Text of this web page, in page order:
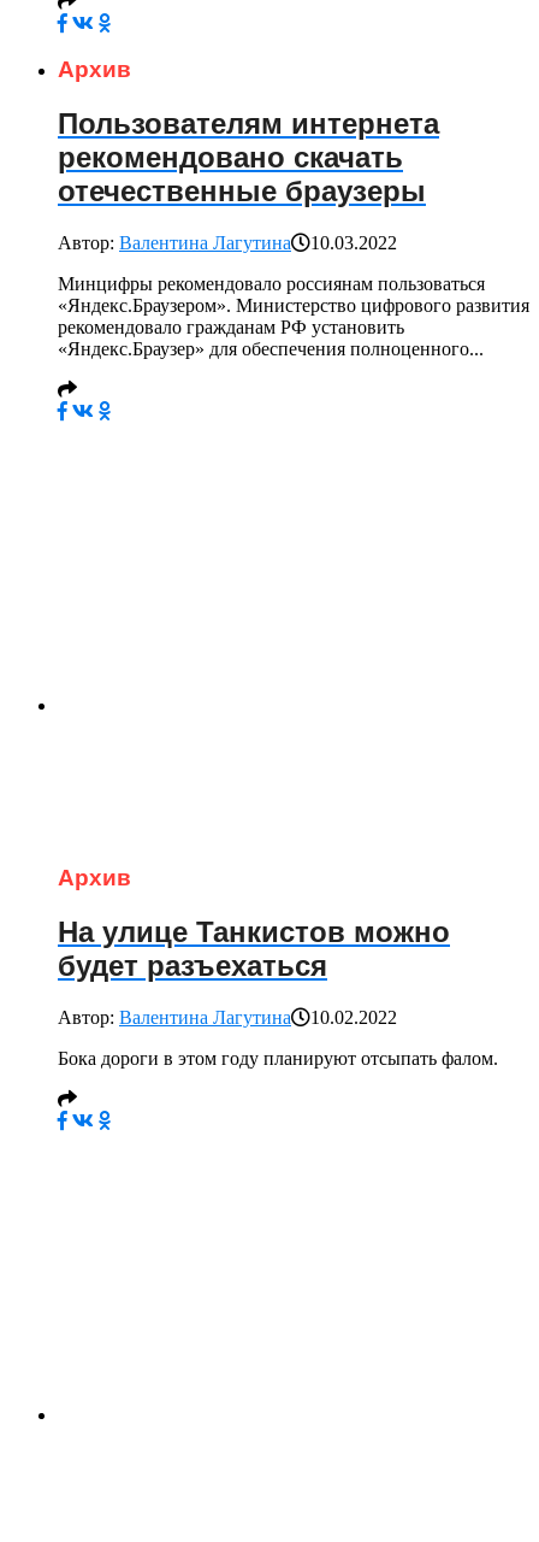
Архив
Пользователям интернета
рекомендовано скачать
отечественные браузеры
Автор: Валентина Лагутина
10.03.2022
Минцифры рекомендовало россиянам пользоваться
«Яндекс.Браузером». Министерство цифрового развития
рекомендовало гражданам РФ установить
«Яндекс.Браузер» для обеспечения полноценного...
Архив
На улице Танкистов можно
будет разъехаться
Автор: Валентина Лагутина
10.02.2022
Бока дороги в этом году планируют отсыпать фалом.